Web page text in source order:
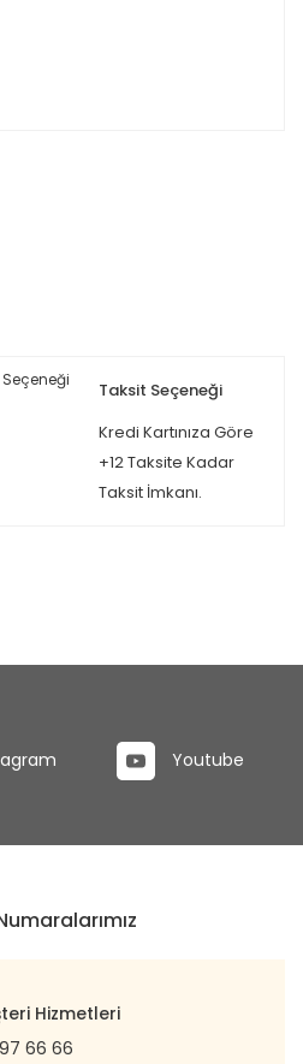
Taksit Seçeneği
Kredi Kartınıza Göre
+12 Taksite Kadar
Taksit İmkanı.
Youtube
Hizmetleri
66 66